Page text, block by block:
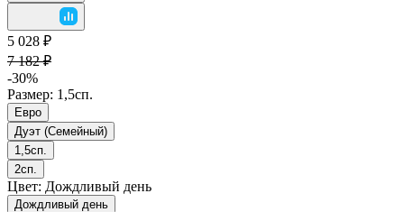
5 028 ₽
7 182 ₽
-30%
Размер: 1,5сп.
Евро
Дуэт (Семейный)
1,5сп.
2сп.
Цвет: Дождливый день
Дождливый день